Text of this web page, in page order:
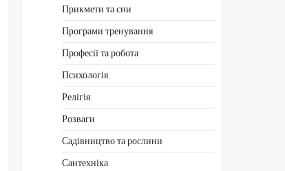
Прикмети та сни
Програми тренування
Професії та робота
Психологія
Релігія
Розваги
Садівництво та рослини
Сантехніка